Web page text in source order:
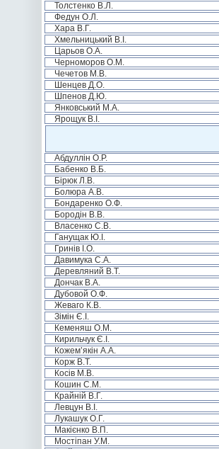
Толстенко В.Л.
Федун О.Л.
Хара В.Г.
Хмельницький В.І.
Царьов О.А.
Черноморов О.М.
Чечетов М.В.
Шенцев Д.О.
Шпенов Д.Ю.
Янковський М.А.
Ярощук В.І.
Абдуллін О.Р.
Бабенко В.Б.
Бірюк Л.В.
Болюра А.В.
Бондаренко О.Ф.
Бородін В.В.
Власенко С.В.
Ганущак Ю.І.
Гринів І.О.
Давимука С.А.
Деревляний В.Т.
Дончак В.А.
Дубовой О.Ф.
Жеваго К.В.
Зімін Є.І.
Кеменяш О.М.
Кирильчук Є.І.
Кожем’якін А.А.
Корж В.Т.
Косів М.В.
Кошин С.М.
Крайній В.Г.
Левцун В.І.
Лукашук О.Г.
Макієнко В.П.
Мостіпан У.М.